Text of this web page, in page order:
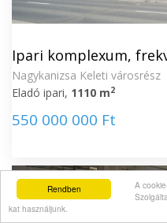
Rendben
A
kat használjunk.
Ipari komplexum,
Nagykanizsa Keleti városrész
Eladó ipari, 1110 m2
550 000 000 Ft